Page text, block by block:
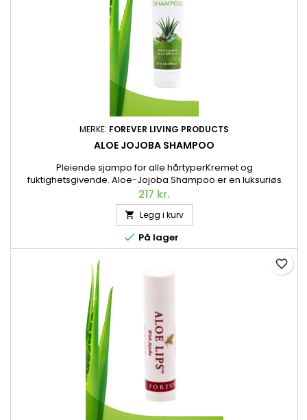
MERKE: FOREVER LIVING PRODUCTS
ALOE JOJOBA SHAMPOO
Pleiende sjampo for alle hårtyperKremet og
fuktighetsgivende. Aloe-Jojoba Shampoo er en luksuriøs
hårsjampo med Aloe vera og jojobaolje som styrker håret. Fri
for sulfater og så mild at hele familien kan bruke den hver
dag. 296 ml.
217 kr.
 Legg i kurv
 På lager
favorite_border